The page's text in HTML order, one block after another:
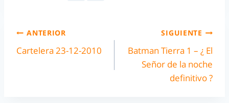
ANTERIOR
Cartelera 23-12-2010
SIGUIENTE
Batman Tierra 1 – ¿ El
Señor de la noche
definitivo ?